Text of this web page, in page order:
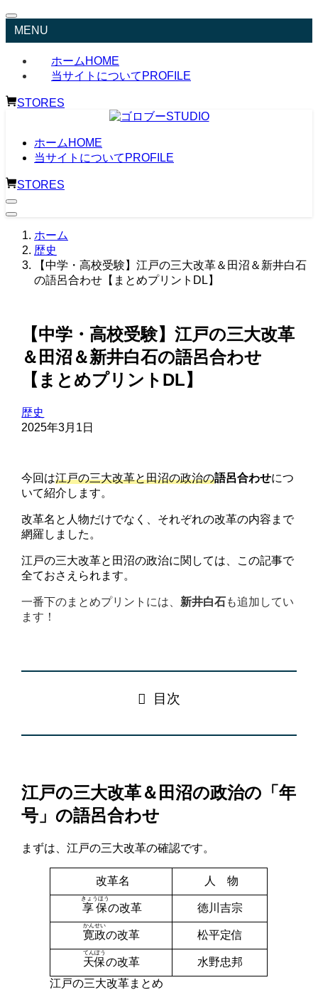
MENU
ホーム HOME
当サイトについて PROFILE
STORES
ホーム HOME
当サイトについて PROFILE
STORES
ホーム
歴史
【中学・高校受験】江戸の三大改革＆田沼＆新井白石
の語呂合わせ【まとめプリントDL】
【中学・高校受験】江戸の三大改革
＆田沼＆新井白石の語呂合わせ
【まとめプリントDL】
歴史
2025年3月1日
今回は江戸の三大改革と田沼の政治の語呂合わせにつ
いて紹介します。
改革名と人物だけでなく、それぞれの改革の内容まで
網羅しました。
江戸の三大改革と田沼の政治に関しては、この記事で
全ておさえられます。
一番下のまとめプリントには、 新井白石も追加してい
ます！
目次
江戸の三大改革＆田沼の政治の「年
号」の語呂合わせ
まずは、江戸の三大改革の確認です。
改革名 人 物
享保
きょうほう
の改革 徳川吉宗
寛政
かんせい
の改革 松平定信
天保
てんぽう
の改革
水野忠邦
江戸の三大改革まとめ